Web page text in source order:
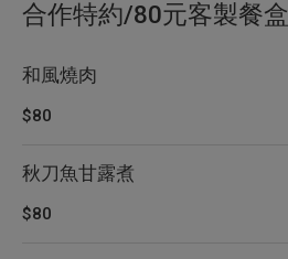
合作特約/80元客製餐盒
和風燒肉
$80
秋刀魚甘露煮
$80